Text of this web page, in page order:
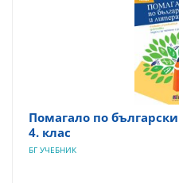
Помагало по
4. клас
БГ УЧЕБНИК